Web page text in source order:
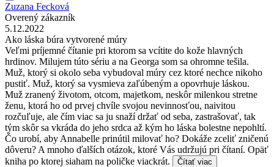
Zuzana Fecková
Overený zákazník
5.12.2022
Ako láska búra vytvorené múry
Veľmi príjemné čítanie pri ktorom sa vcítite do kože hlavných
hrdinov. Milujem túto sériu a na Georga som sa ohromne tešila.
Muž, ktorý si okolo seba vybudoval múry cez ktoré nechce nikoho
pustiť. Muž, ktorý sa vysmieva zaľúbeným a opovrhuje láskou.
Muž zranený životom, otcom, majetkom, neskôr milenkou stretne
ženu, ktorá ho od prvej chvíle svojou nevinnosťou, naivitou
rozčuľuje, ale čím viac sa ju snaží držať od seba, zastrašovať, tak
tým skôr sa vkráda do jeho srdca až kým ho láska bolestne nepohltí.
Čo urobí, aby Annabelle prinútil milovať ho? Dokáže zceliť zničenú
dôveru? A mnoho ďalších otázok, ktoré Vás udržujú pri čítaní. Opäť
kniha po ktorej siaham na poličke viackrát.
Čítať viac